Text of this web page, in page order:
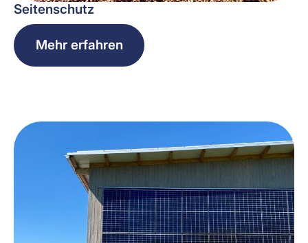
Seitenschutz
Mehr erfahren